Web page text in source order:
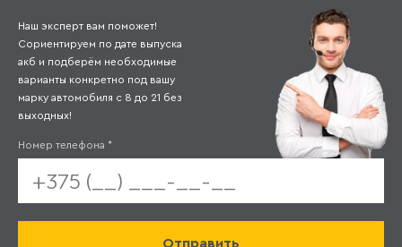
Наш эксперт вам поможет!
Сориентируем по дате выпуска
акб и подберём необходимые
варианты конкретно под вашу
марку автомобиля с 8 до 21 без
выходных!
Номер телефона *